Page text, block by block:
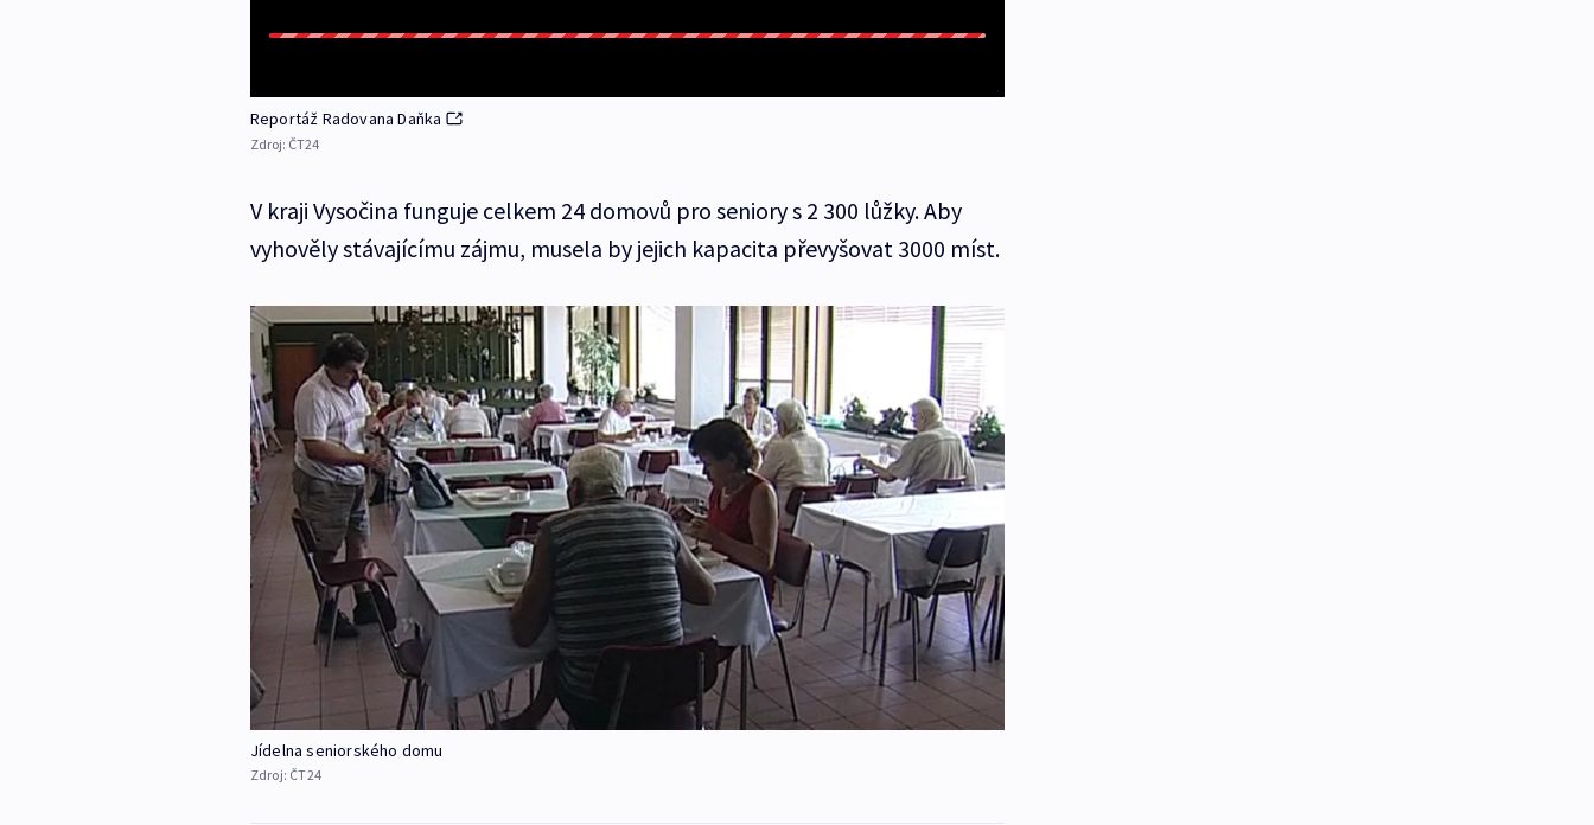
Reportáž Radovana Daňka
Zdroj: ČT24
V kraji Vysočina funguje celkem 24 domovů pro seniory s 2 300 lůžky. Aby
vyhověly stávajícímu zájmu, musela by jejich kapacita převyšovat 3000 míst.
Jídelna seniorského domu
Zdroj: ČT24